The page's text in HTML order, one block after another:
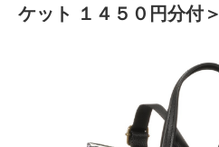
ケット １４５０円分付＞